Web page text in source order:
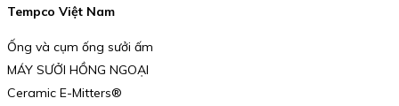
Tempco Việt Nam
Ống và cụm ống sưởi ấm
MÁY SƯỞI HỒNG NGOẠI
Ceramic E-Mitters®